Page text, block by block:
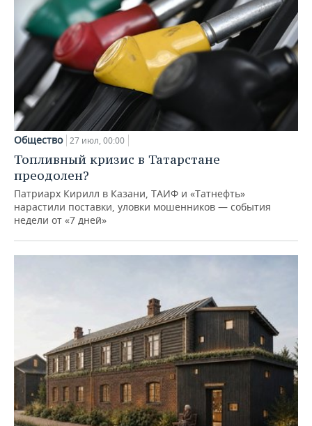
Общество 27 июл, 00:00
Топливный кризис в Татарстане
преодолен?
Патриарх Кирилл в Казани, ТАИФ и «Татнефть»
нарастили поставки, уловки мошенников — события
недели от «7 дней»